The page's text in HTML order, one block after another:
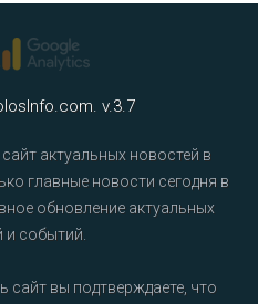
v.3.7
актуальных новостей в
главные новости сегодня в
обновление актуальных
и событий.
вы подтверждаете, что